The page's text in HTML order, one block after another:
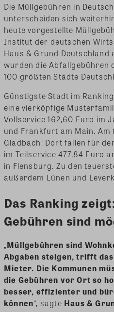
Die Müllgebühren in
unterscheiden sich
heute vorgestellte
Institut der deutschen
Haus & Grund
wurden die Abfallgebühren
100 größten Städte
Günstigste Stadt im
eine vierköpfige
Vollservice 162,60 Euro im
und Frankfurt am Main.
Gladbach: Dort fallen für
im Teilservice 477,84 Euro
in Flensburg. Zu den
außerdem Lünen und
Das Ranking
Gebühren sind
„Müllgebühren sind
Abgaben steigen, trifft
Mieter. Die Kommunen
die Gebühren vor Ort so
besser, effizienter und
können“, sagte Haus &